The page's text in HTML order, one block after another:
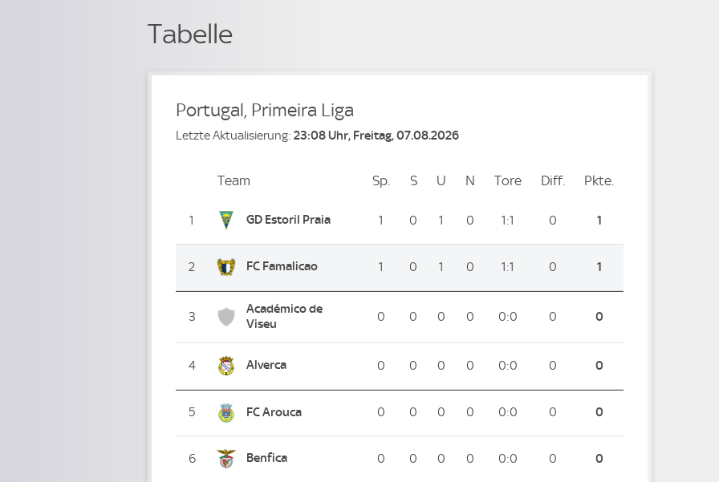
Tabelle
Portugal, Primeira Liga
Letzte Aktualisierung: 23:08 Uhr, Freitag, 07.08.2026
PlatzTeam Sp. Spiele
SSiege
U Unentschieden
N Niederlagen
Tore ToreDiff. Differenz
Pkte.
1 GD Estoril Praia 1 0 1 0 1:1 0 1
2 FC Famalicao 1 0 1 0 1:1 0 1
3
Académico de
Viseu
0 0 0 0 0:0 0 0
4 Alverca 0 0 0 0 0:0 0 0
5 FC Arouca 0 0 0 0 0:0 0 0
6 Benfica 0 0 0 0 0:0 0 0